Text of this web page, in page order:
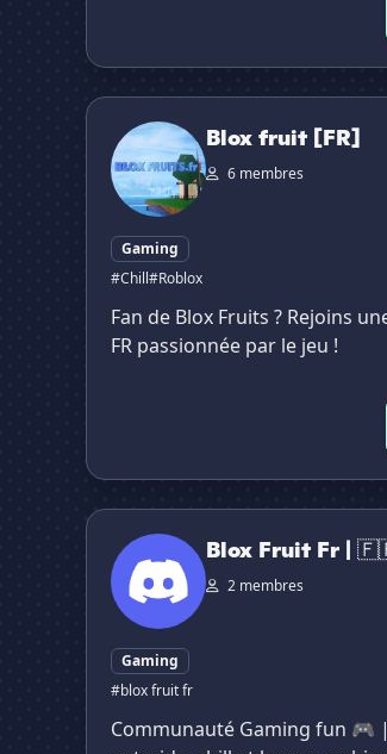
Blox fruit [FR]
Blox fruit [FR]
6 membres
Gaming
#Chill#Roblox
Fan de Blox Fruits ? Rejoins
FR passionnée par le jeu !
Blox Fruit Fr | 🇫🇷
Blox Fruit Fr |
2 membres
Gaming
#blox fruit fr
Communauté Gaming fun 🎮